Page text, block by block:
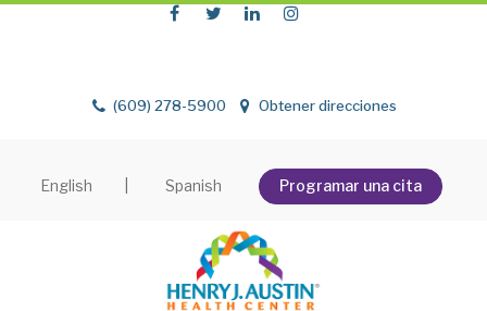
(609) 278-5900 Obtener direcciones
English Spanish Programar una cita